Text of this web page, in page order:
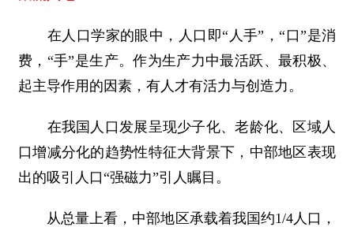
在人口学家的眼中，人口即“人手”，“口”是消
费，“手”是生产。作为生产力中最活跃、最积极、
起主导作用的因素，有人才有活力与创造力。
在我国人口发展呈现少子化、老龄化、区域人
口增减分化的趋势性特征大背景下，中部地区表现
出的吸引人口“强磁力”引人瞩目。
从总量上看，中部地区承载着我国约1/4人口，